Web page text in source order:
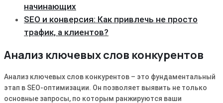
начинающих
SEO и конверсия: Как привлечь не просто
трафик, а клиентов?
Анализ ключевых слов конкурентов
Анализ ключевых слов конкурентов – это фундаментальный
этап в SEO-оптимизации. Он позволяет выявить не только
основные запросы, по которым ранжируются ваши